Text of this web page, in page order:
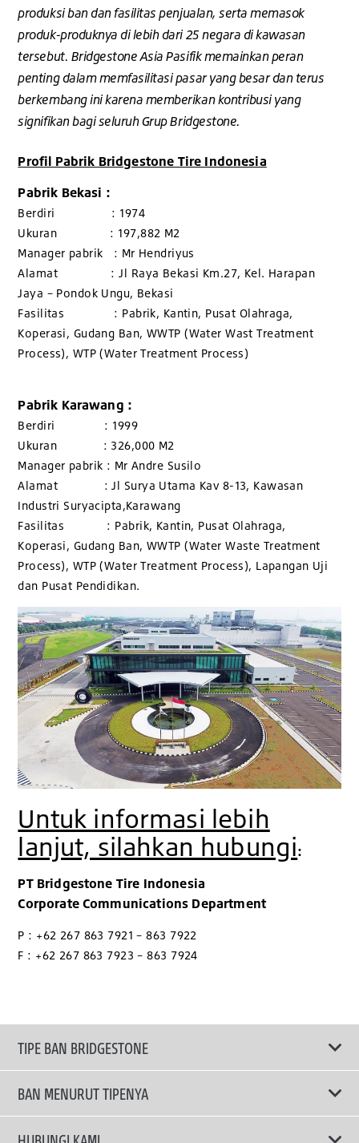
produksi ban dan fasilitas penjualan, serta memasok
produk-produknya di lebih dari 25 negara di kawasan
tersebut. Bridgestone Asia Pasifik memainkan peran
penting dalam memfasilitasi pasar yang besar dan terus
berkembang ini karena memberikan kontribusi yang
signifikan bagi seluruh Grup Bridgestone.
Profil Pabrik Bridgestone Tire Indonesia
Pabrik Bekasi :
Berdiri : 1974
Ukuran : 197,882 M2
Manager pabrik : Mr Hendriyus
Alamat : Jl Raya Bekasi Km.27, Kel. Harapan
Jaya – Pondok Ungu, Bekasi
Fasilitas : Pabrik, Kantin, Pusat Olahraga,
Koperasi, Gudang Ban, WWTP (Water Wast Treatment
Process), WTP (Water Treatment Process)
Pabrik Karawang :
Berdiri : 1999
Ukuran : 326,000 M2
Manager pabrik : Mr Andre Susilo
Alamat : Jl Surya Utama Kav 8-13, Kawasan
Industri Suryacipta,Karawang
Fasilitas : Pabrik, Kantin, Pusat Olahraga,
Koperasi, Gudang Ban, WWTP (Water Waste Treatment
Process), WTP (Water Treatment Process), Lapangan Uji
dan Pusat Pendidikan.
Untuk informasi lebih
lanjut, silahkan hubungi:
PT Bridgestone Tire Indonesia
Corporate Communications Department
P : +62 267 863 7921 – 863 7922
F : +62 267 863 7923 – 863 7924
TIPE BAN BRIDGESTONE
BAN MENURUT TIPENYA
Ban ENLITEN